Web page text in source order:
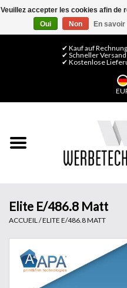
0 Articles - CHF 0,00
✔ Kauf auf Rechnung
✔ Schneller
✔ Kostenlose
Films de décoration
Finitions & Montage
Elite E/486.8 Matt
ACCUEIL /ELITE E/486.8 MATT
Veuillez accepter les cookies afin de
Oui
Non En